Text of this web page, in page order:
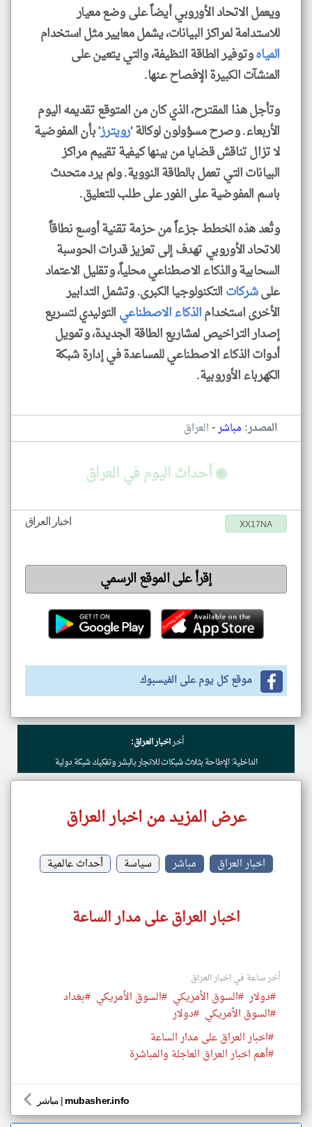
ويعمل الاتحاد الأوروبي أيضاً على وضع معيار
للاستدامة لمراكز البيانات، يشمل معايير مثل استخدام
المياهوتوفير الطاقة النظيفة، والتي يتعين على
المنشآت الكبيرة الإفصاح عنها.
وتأجل هذا المقترح، الذي كان من المتوقع تقديمه اليوم
الأربعاء. وصرح مسؤولون لوكالة 'رويترز' بأن المفوضية
لا تزال تناقش قضايا من بينها كيفية تقييم مراكز
البيانات التي تعمل بالطاقة النووية. ولم يرد متحدث
باسم المفوضية على الفور على طلب للتعليق.
وتُعد هذه الخطط جزءاً من حزمة تقنية أوسع نطاقاً
للاتحاد الأوروبي تهدف إلى تعزيز قدرات الحوسبة
السحابية والذكاء الاصطناعي محلياً، وتقليل الاعتماد
علىشركاتالتكنولوجيا الكبرى. وتشمل التدابير
الأخرى استخدامالذكاء الاصطناعيالتوليدي لتسريع
إصدار التراخيص لمشاريع الطاقة الجديدة، وتمويل
أدوات الذكاء الاصطناعي للمساعدة في إدارة شبكة
الكهرباء الأوروبية.
المصدر: مباشر-العراق
◉ أحداث اليوم في العراق
اخبار العراق XX17NA
إقرأ على الموقع الرسمي
موقع كل يوم على الفيسبوك
أخراخبار العراق:
الداخلية: الإطاحة بثلاث شبكات للاتجار بالبشر وتفكيك شبكة دولية
عرض المزيد من اخبار العراق
اخبار العراق مباشر سياسة أحداث عالمية
اخبار العراق على مدار الساعة
أخر ساعة في اخبار العراق
#دولار #السوق الأمريكي #السوق الأمريكي #بغداد
#السوق الأمريكي #دولار
#اخبار العراق على مدار الساعة
#أهم اخبار العراق العاجلة والمباشرة
مباشر | mubasher.info